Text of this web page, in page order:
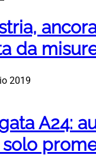
da
2019
A24: